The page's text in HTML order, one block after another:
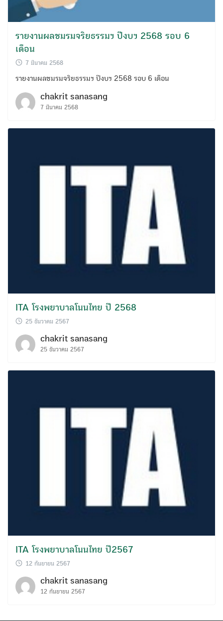
Search
รายงานผลชมรมจริยธรรมฯ ปีงบฯ 2568 รอบ 6
เดือน
7 มีนาคม 2568
รายงานผลชมรมจริยธรรมฯ ปีงบฯ 2568 รอบ 6 เดือน
chakrit sanasang
7 มีนาคม 2568
ITA โรงพยาบาลโนนไทย ปี 2568
25 ธันวาคม 2567
chakrit sanasang
25 ธันวาคม 2567
ITA โรงพยาบาลโนนไทย ปี2567
12 กันยายน 2567
chakrit sanasang
12 กันยายน 2567